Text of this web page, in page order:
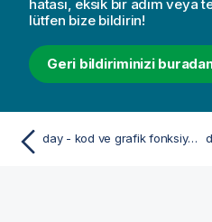
hatası, eksik bir adım veya
lütfen bize bildirin!
Geri bildiriminizi
day - kod ve grafik fonksiyonu